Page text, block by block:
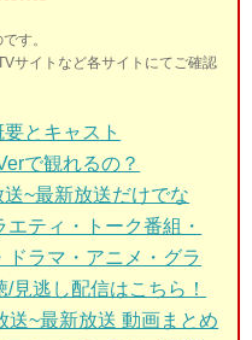
す。
サイトなど各サイトにてご確認
とキャスト
で観れるの？
~最新放送だけでな
ティ・トーク番組・
ラマ・アニメ・グラ
見逃し配信はこちら！
送~最新放送 動画まとめ